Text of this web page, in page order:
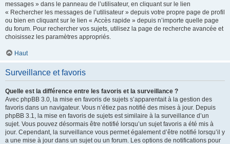
messages » dans le panneau de l’utilisateur, en cliquant sur le lien
« Rechercher les messages de l’utilisateur » depuis votre propre page de profil
ou bien en cliquant sur le lien « Accès rapide » depuis n’importe quelle page
du forum. Pour rechercher vos sujets, utilisez la page de recherche avancée et
choisissez les paramètres appropriés.
Haut
Surveillance et favoris
Quelle est la différence entre les favoris et la surveillance ?
Avec phpBB 3.0, la mise en favoris de sujets s’apparentait à la gestion des
favoris dans un navigateur. Vous n’étiez pas notifié des mises à jour. Depuis
phpBB 3.1, la mise en favoris de sujets est similaire à la surveillance d’un
sujet. Vous pouvez désormais être notifié lorsqu’un sujet favoris a été mis à
jour. Cependant, la surveillance vous permet également d’être notifié lorsqu’il y
a une mise à jour dans un sujet ou un forum. Les options de notifications pour